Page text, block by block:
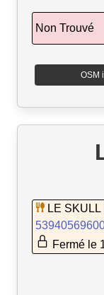
Non Trouvé
OSM
LE
Fermé le